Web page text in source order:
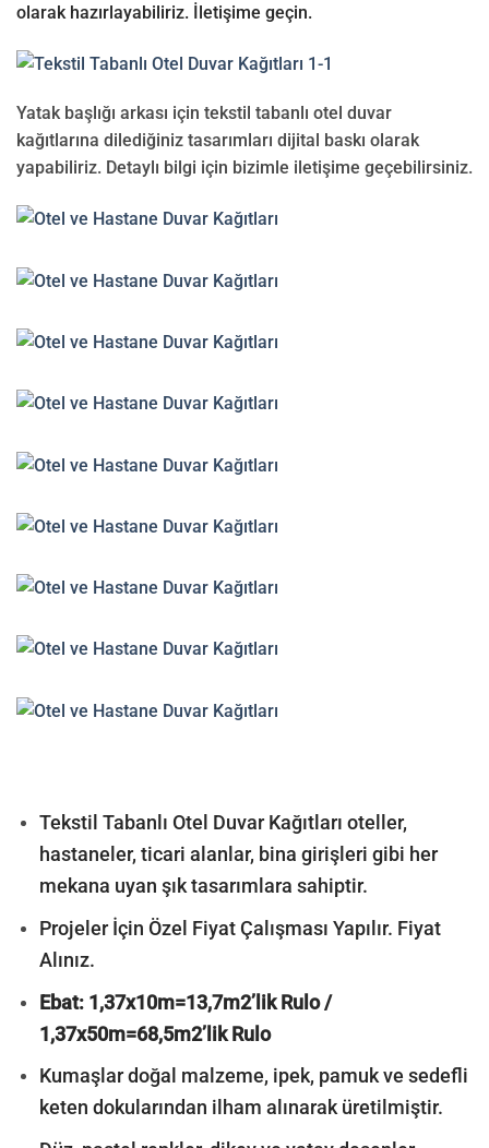
olarak hazırlayabiliriz. İletişime geçin.
Yatak başlığı arkası için tekstil tabanlı otel duvar
kağıtlarına dilediğiniz tasarımları dijital baskı olarak
yapabiliriz. Detaylı bilgi için bizimle iletişime geçebilirsiniz.
Tekstil Tabanlı Otel Duvar Kağıtları oteller,
hastaneler, ticari alanlar, bina girişleri gibi her
mekana uyan şık tasarımlara sahiptir.
Projeler İçin Özel Fiyat Çalışması Yapılır. Fiyat
Alınız.
Ebat: 1,37x10m=13,7m2’lik Rulo /
1,37x50m=68,5m2’lik Rulo
Kumaşlar doğal malzeme, ipek, pamuk ve sedefli
keten dokularından ilham alınarak üretilmiştir.